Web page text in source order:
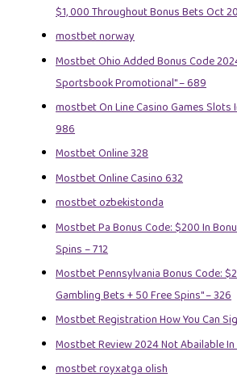
$1, 000 Throughout Bonus Bets Oct
mostbet norway
Mostbet Ohio Added Bonus Code
Sportsbook Promotional" – 689
‎mostbet On Line Casino Games Slots
986
Mostbet Online 328
Mostbet Online Casino 632
mostbet ozbekistonda
Mostbet Pa Bonus Code: $200 In
Spins – 712
Mostbet Pennsylvania Bonus Code:
Gambling Bets + 50 Free Spins" – 326
Mostbet Registration How You Can
Mostbet Review 2024 Not Abailable
mostbet royxatga olish